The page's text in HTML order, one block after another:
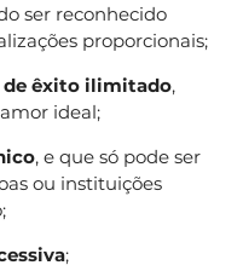
ser reconhecido
proporcionais;
de êxito ilimitado,
ideal;
, e que só pode ser
ou instituições
;